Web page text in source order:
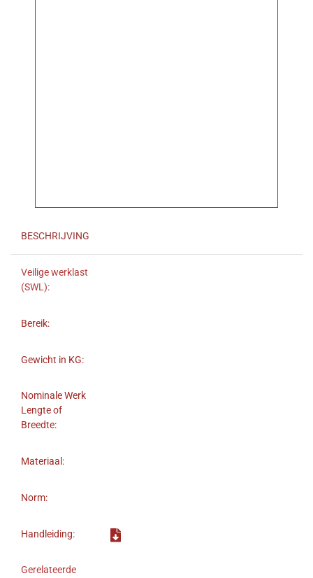
BESCHRIJVING
Veilige werklast
(SWL):
Bereik:
Gewicht in KG:
Nominale Werk
Lengte of
Breedte:
Materiaal:
Norm:
Handleiding:
Gerelateerde